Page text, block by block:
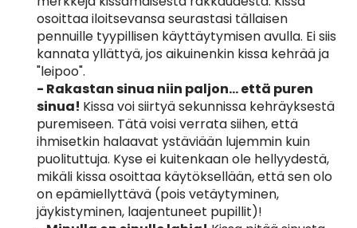
osoittaa iloitsevansa seurastasi tällaisen
pennuille tyypillisen käyttäytymisen avulla. Ei siis
kannata yllättyä, jos aikuinenkin kissa kehrää ja
"leipoo".
- Rakastan sinua niin paljon… että puren
sinua! Kissa voi siirtyä sekunnissa kehräyksestä
puremiseen. Tätä voisi verrata siihen, että
ihmisetkin halaavat ystäviään lujemmin kuin
puolituttuja. Kyse ei kuitenkaan ole hellyydestä,
mikäli kissa osoittaa käytöksellään, että sen olo
on epämiellyttävä (pois vetäytyminen,
jäykistyminen, laajentuneet pupillit)!